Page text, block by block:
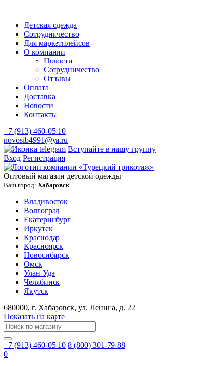
Детская одежда
Сотрудничество
Для маркетплейсов
О компании
Новости
Сотрудничество
Отзывы
Оплата
Доставка
Новости
Контакты
+7 (913) 460-05-10
novosib4991@ya.ru
Вступайте в нашу группу
Вход Регистрация
Оптовый магазин детской одежды
Ваш город: Хабаровск
Владивосток
Волгоград
Екатеринбург
Иркутск
Краснодар
Красноярск
Новосибирск
Омск
Улан-Удэ
Челябинск
Якутск
680000, г. Хабаровск, ул. Ленина, д. 22
Показать на карте
+7 (913) 460-05-10 8 (800) 301-79-88
0